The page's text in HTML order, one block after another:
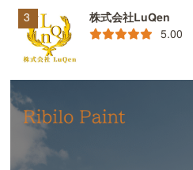
株式会社LuQen
5.00